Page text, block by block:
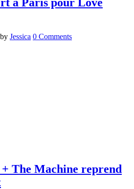
by Jessica 0 Comments
The Machine reprend